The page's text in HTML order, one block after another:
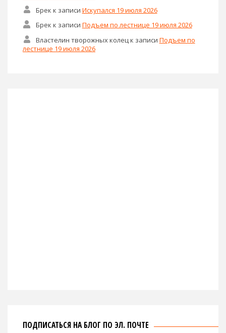
Брек к записи Искупался 19 июля 2026
Брек к записи Подъем по лестнице 19 июля 2026
Властелин творожных колец к записи Подъем по
лестнице 19 июля 2026
ПОДПИСАТЬСЯ НА БЛОГ ПО ЭЛ. ПОЧТЕ